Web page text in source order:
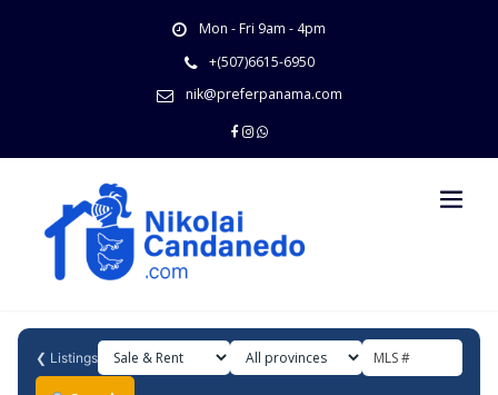
Mon - Fri 9am - 4pm
+(507)6615-6950
nik@preferpanama.com
❮ Listings